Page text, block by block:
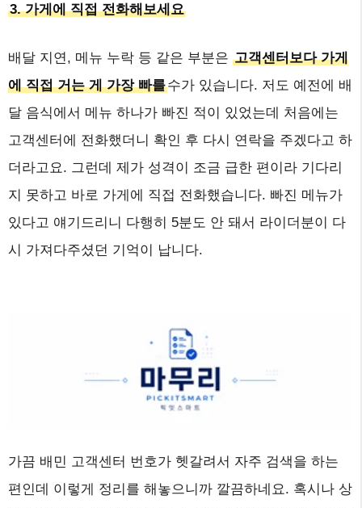
3. 가게에 직접 전화해보세요
배달 지연, 메뉴 누락 등 같은 부분은 고객센터보다 가게
에 직접 거는 게 가장 빠를수가 있습니다. 저도 예전에 배
달 음식에서 메뉴 하나가 빠진 적이 있었는데 처음에는
고객센터에 전화했더니 확인 후 다시 연락을 주겠다고 하
더라고요. 그런데 제가 성격이 조금 급한 편이라 기다리
지 못하고 바로 가게에 직접 전화했습니다. 빠진 메뉴가
있다고 얘기드리니 다행히 5분도 안 돼서 라이더분이 다
시 가져다주셨던 기억이 납니다.
가끔 배민 고객센터 번호가 헷갈려서 자주 검색을 하는
편인데 이렇게 정리를 해놓으니까 깔끔하네요. 혹시나 상